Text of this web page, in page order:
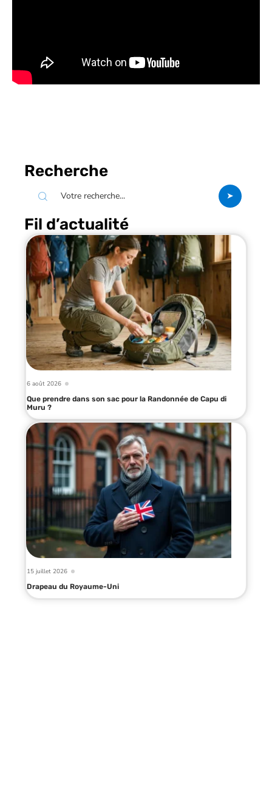
Recherche
Fil d’actualité
6 août 2026
Que prendre dans son sac pour la Randonnée de Capu di
Muru ?
15 juillet 2026
Drapeau du Royaume-Uni